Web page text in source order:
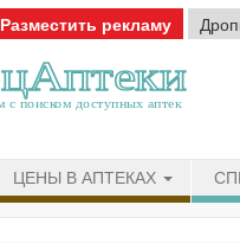
Разместить рекламу
ЦЕНЫ В АПТЕКАХ